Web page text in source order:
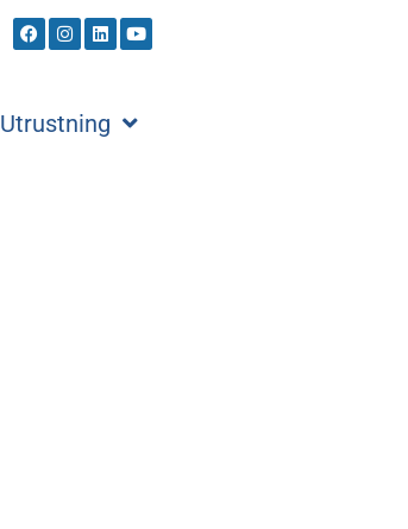
Utrustning